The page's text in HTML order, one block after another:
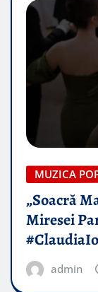
MUZICA
„Soacră
Miresei
admin